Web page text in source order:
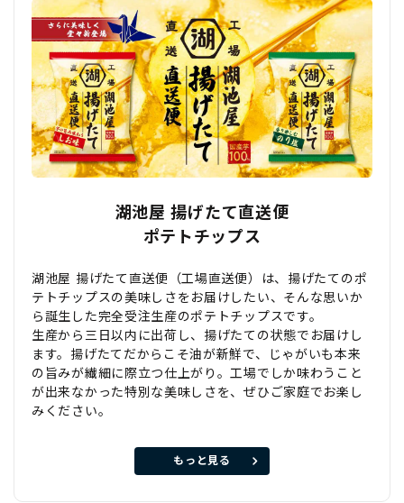
湖池屋 揚げたて直送便
ポテトチップス
湖池屋 揚げたて直送便（工場直送便）は、揚げたてのポ
テトチップスの美味しさをお届けしたい、そんな思いか
ら誕生した完全受注生産のポテトチップスです。
生産から三日以内に出荷し、揚げたての状態でお届けし
ます。揚げたてだからこそ油が新鮮で、じゃがいも本来
の旨みが繊細に際立つ仕上がり。工場でしか味わうこと
が出来なかった特別な美味しさを、ぜひご家庭でお楽し
みください。
もっと見る